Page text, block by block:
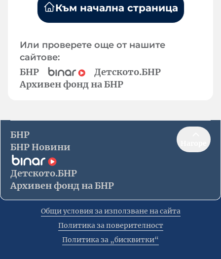
Към начална страница
Или проверете още от нашите
сайтове:
БНР
Детското.БНР
Архивен фонд на БНР
БНР
БНР Новини
Детското.БНР
Архивен фонд на БНР
Общи условия за използване на сайта
Политика за поверителност
Политика за „бисквитки“